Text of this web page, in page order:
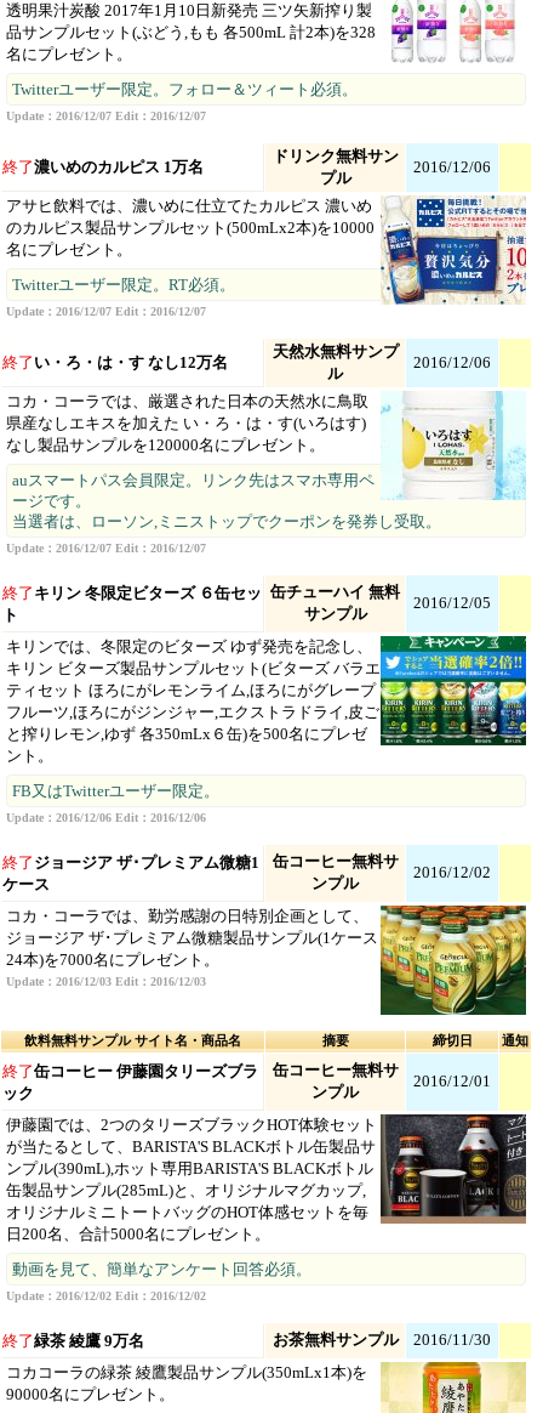
透明果汁炭酸 2017年1月10日新発売 三ツ矢新搾り製
品サンプルセット(ぶどう,もも 各500mL 計2本)を328
名にプレゼント。
Twitterユーザー限定。フォロー＆ツィート必須。
Update：2016/12/07 Edit：2016/12/07
終了濃いめのカルピス 1万名
ドリンク無料サン
プル
2016/12/06
アサヒ飲料では、濃いめに仕立てたカルピス 濃いめ
のカルピス製品サンプルセット(500mLx2本)を10000
名にプレゼント。
Twitterユーザー限定。RT必須。
Update：2016/12/07 Edit：2016/12/07
終了 い・ろ・は・す なし12万名
天然水無料サンプ
ル
2016/12/06
コカ・コーラでは、厳選された日本の天然水に鳥取
県産なしエキスを加えた い・ろ・は・す(いろはす)
なし製品サンプルを120000名にプレゼント。
auスマートパス会員限定。リンク先はスマホ専用ペ
ージです。
当選者は、ローソン,ミニストップでクーポンを発券し受取。
Update：2016/12/07 Edit：2016/12/07
終了 キリン 冬限定ビターズ ６缶セッ
ト
缶チューハイ 無料
サンプル
2016/12/05
キリンでは、冬限定のビターズ ゆず発売を記念し、
キリン ビターズ製品サンプルセット(ビターズ バラエ
ティセット ほろにがレモンライム,ほろにがグレープ
フルーツ,ほろにがジンジャー,エクストラドライ,皮ご
と搾りレモン,ゆず 各350mLx６缶)を500名にプレゼ
ント。
FB又はTwitterユーザー限定。
Update：2016/12/06 Edit：2016/12/06
終了 ジョージア ザ･プレミアム微糖1
ケース
缶コーヒー無料サ
ンプル
2016/12/02
コカ・コーラでは、勤労感謝の日特別企画として、
ジョージア ザ･プレミアム微糖製品サンプル(1ケース
24本)を7000名にプレゼント。
Update：2016/12/03 Edit：2016/12/03
飲料無料サンプル サイト名・商品名 摘要 締切日 通知
終了缶コーヒー 伊藤園タリーズブラ
ック
缶コーヒー無料サ
ンプル
2016/12/01
伊藤園では、2つのタリーズブラックHOT体験セット
が当たるとして、BARISTA'S BLACKボトル缶製品サ
ンプル(390mL),ホット専用BARISTA'S BLACKボトル
缶製品サンプル(285mL)と、オリジナルマグカップ,
オリジナルミニトートバッグのHOT体感セットを毎
日200名、合計5000名にプレゼント。
動画を見て、簡単なアンケート回答必須。
Update：2016/12/02 Edit：2016/12/02
終了緑茶 綾鷹 9万名 お茶無料サンプル
2016/11/30
コカコーラの緑茶 綾鷹製品サンプル(350mLx1本)を
90000名にプレゼント。